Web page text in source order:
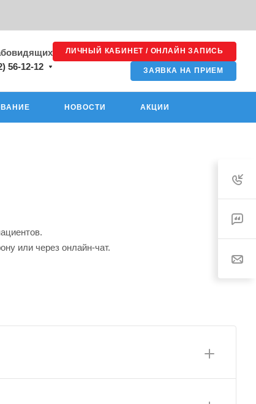
56-12-12
ЛИЧНЫЙ КАБИНЕТ / ОНЛАЙН ЗАПИСЬ
ЗАЯВКА НА ПРИЕМ
НОВОСТИ АКЦИИ
или через онлайн-чат.